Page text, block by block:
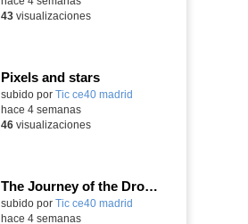
43visualizaciones
Pixels and stars
subido por Tic ce40 madrid
hace 4 semanas
46visualizaciones
The Journey of the Drop: STEAM Hydrological Cycle
subido por Tic ce40 madrid
hace 4 semanas